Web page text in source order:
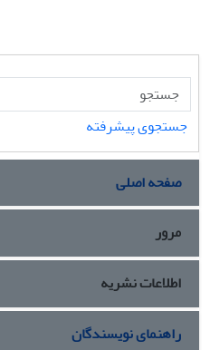
جستجوی پیشرفته
صفحه اصلی
مرور
اطلاعات نشریه
راهنمای نویسندگان